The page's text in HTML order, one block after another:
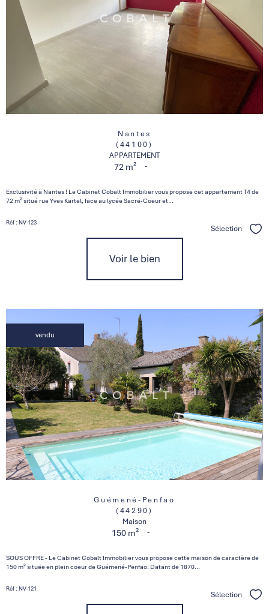
Nantes
(44100)
APPARTEMENT
72 m² -
Exclusivité à Nantes ! Le Cabinet Cobalt Immobilier vous propose cet appartement T4 de
72 m² situé rue Yves Kartel, face au lycée Sacré-Coeur et...
Réf : NV-123
Sélection
Voir le bien
vendu
Guémené-Penfao
(44290)
Maison
150 m² -
SOUS OFFRE - Le Cabinet Cobalt Immobilier vous propose cette maison de caractère de
150 m² située en plein coeur de Guémené-Penfao. Datant de 1870...
Réf : NV-121
Sélection